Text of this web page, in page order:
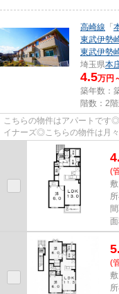
高崎線 「
東武伊勢
東武伊勢
埼玉県本
4.5万円
築年数：
階数：2
こちらの物件はアパートです
イナーズ◎こちらの物件は月
ランブリーズⅢ」◎ぜひ一度ご
(
(